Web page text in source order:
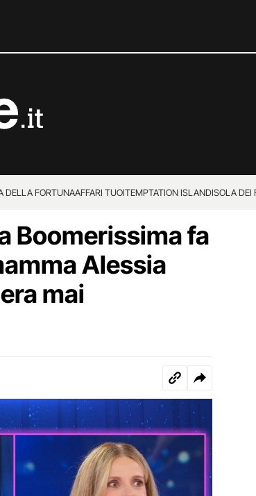
DELLA FORTUNAAFFARI TUOITEMPTATION ISLANDISOLA DEI
Boomerissima fa
Alessia
mai